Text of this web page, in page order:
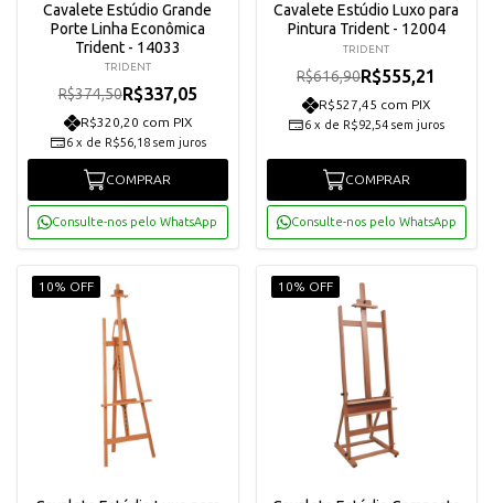
Cavalete Estúdio Grande
Porte Linha Econômica
Trident - 14033
TRIDENT
R$374,50R$337,05
R$320,20 com PIX
6 x de R$56,18 sem juros
COMPRAR
Consulte-nos pelo WhatsApp
Cavalete Estúdio Luxo para
Pintura Trident - 12004
TRIDENT
R$616,90R$555,21
R$527,45 com PIX
6 x de R$92,54 sem juros
COMPRAR
Consulte-nos pelo WhatsApp
10% OFF 10% OFF